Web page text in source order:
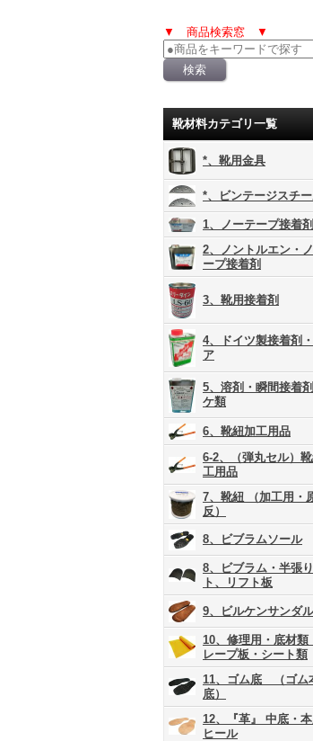
▼ 商品検索窓 ▼
靴材料カテゴリ一覧
*、靴用金具
*、ビンテージスチ
1、ノーテープ接着剤
2、ノントルエン・
ープ接着剤
3、靴用接着剤
4、ドイツ製接着剤
ア
5、溶剤・瞬間接着
ケ類
6、靴紐加工用品
6-2、（弾丸セル）
工用品
7、靴紐 （加工用・
反）
8、ビブラムソール
8、ビブラム・半張
ト、リフト板
9、ビルケンサンダ
10、修理用・底材類
レープ板・シート類
11、ゴム底 （ゴム
底）
12、『革』 中底・本
ヒール